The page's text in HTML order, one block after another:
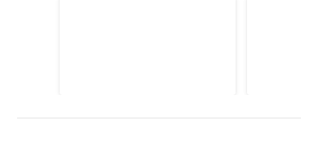
ことができるプログラムの一貫
しました。